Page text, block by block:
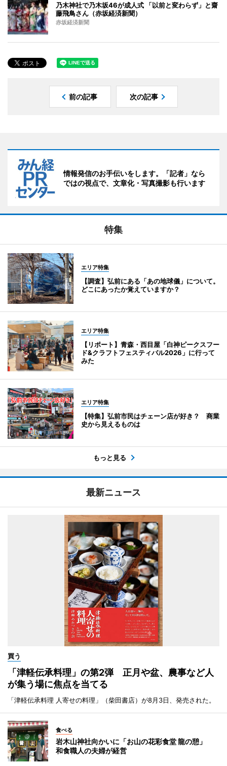
乃木神社で乃木坂46が成人式 「以前と変わらず」と齋
藤飛鳥さん（赤坂経済新聞）
赤坂経済新聞
前の記事 次の記事
情報発信のお手伝いをします。「記者」なら
ではの視点で、文章化・写真撮影も行います
特集
エリア特集
【調査】弘前にある「あの地球儀」について。
どこにあったか覚えていますか？
エリア特集
【リポート】青森・西目屋「白神ピークスフー
ド&クラフトフェスティバル2026」に行って
みた
エリア特集
【特集】弘前市民はチェーン店が好き？ 商業
史から見えるものは
もっと見る
最新ニュース
買う
「津軽伝承料理」の第2弾 正月や盆、農事など人
が集う場に焦点を当てる
「津軽伝承料理 人寄せの料理」（柴田書店）が8月3日、発売された。
食べる
岩木山神社向かいに「お山の花彩食堂 龍の憩」
和食職人の夫婦が経営